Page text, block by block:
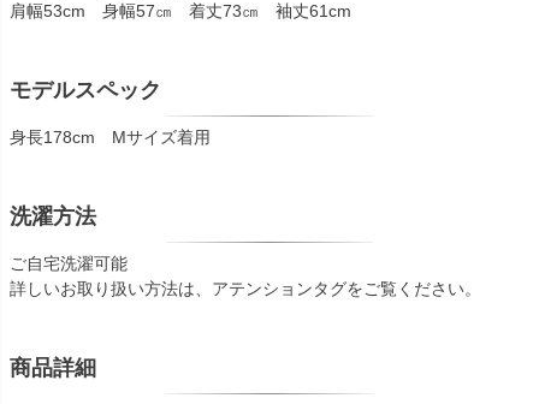
肩幅53cm 身幅57㎝ 着丈73㎝ 袖丈61cm
モデルスペック
身長178cm Mサイズ着用
洗濯方法
ご自宅洗濯可能
詳しいお取り扱い方法は、アテンションタグをご覧ください。
商品詳細